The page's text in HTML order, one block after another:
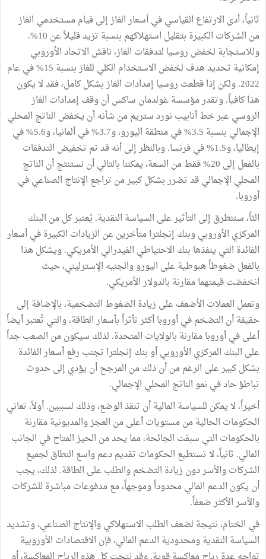
ثانياً، أدى الارتفاع القياسي في أسعار الغاز إلى قيام مستخدمي الغاز
من الشركات الكبيرة بتقليل استهلاكهم بنسبة تزيد قليلاً عن 10%.
وللاستجابة لخفض روسيا لتدفقات الغاز، ناقش الاتحاد الأوروبي
إمكانية تحديد هدف لخفض الاستخدام الكلي للغاز بنسبة 15% في عام
2022. ولكن إذا قطعت روسيا إمدادات الغاز بشكل كامل، فقد لا يكون
هذا كافياً. وتقدر مؤسسة غولدمان ساكس أن وقف إمدادات الغاز
الروسي عبر خط أنابيب نورد ستريم من شأنه أن يخفض الناتج المحلي
الإجمالي بنسبة 3.5% في منطقة اليورو، و3.7% في ألمانيا، و5.6% في
إيطاليا، و1.5% في فرنسا. وبالنظر إلى أنه قد تم تخفيض التدفقات
بالفعل إلى 20% فقط من السعة، يمكننا بالتالي أن نستنتج أن الناتج
المحلي الإجمالي قد تضرر بشكل كبير من تراجع الإنتاج الصناعي في
أوروبا.
الثاً، سنتطرق إلى التأثير على السياسة النقدية. يُعتبر كل من البنك
المركزي الأوروبي وبنك إنجلترا متأخرين عن الزيادات الكبيرة في أسعار
الفائدة التي ينفذها بنك الاحتياطي الفيدرالي الأمريكي. ويشكل هذا
بالفعل ضغوطاً هبوطية على اليورو والجنيه الإسترليني، حيث
انخفضت قيمتهما مقارنة بالدولار الأمريكي.
وتعمل العملات الأضعف على زيادة الضغوط التضخمية، بالإضافة إلى
حقيقة أن التضخم في أوروبا أكثر تأثراً بأسعار الطاقة، والتي تُعتبر أيضاً
أعلى في أوروبا مقارنة بالولايات المتحدة. لذلك سيكون من الصعب جداً
على البنك المركزي الأوروبي أو بنك إنجلترا تجنب رفع أسعار الفائدة
بشكل كبير على الرغم من أن ذلك من المرجح أن يؤدي إلى حدوث
تباطؤ حاد في نمو الناتج المحلي الإجمالي.
أخيراً، لا يمكن للسياسة المالية أن تنقذ الوضع، وذلك لسببين. أولاً، تعاني
الحكومات الحالية من مستويات أعلى من العجز والمديونية مقارنة
بالحكومات التي سبقت الجائحة، مما يحد من الحيز المتاح في الجانب
المالي. ثانياً، لا تستطيع الحكومات تقديم دعم واسع النطاق لجميع
الشركات والأسر دون زيادة التضخم والطلب على الطاقة. لذلك، يجب
أن يكون الدعم المالي محدوداً وموجهاً، مع مدفوعات مباشرة للشركات
والأسر الأكثر ضعفاً.
في الختام، نتيجة لضعف الطلب الاستهلاكي والإنتاج الصناعي، وتشديد
السياسة النقدية ومحدودية الدعم المالي، فإن الاقتصادات الأوروبية